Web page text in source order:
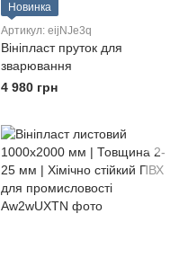
Новинка
Артикул: eijNJe3q
Вініпласт пруток для
зварювання
4 980 грн